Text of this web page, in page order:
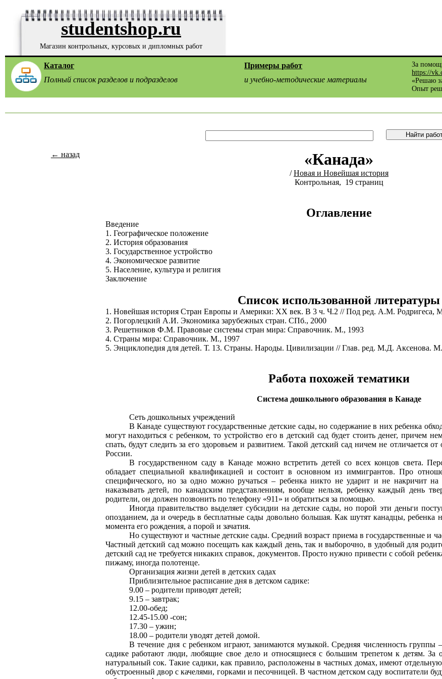
studentshop.ru
Магазин контрольных, курсовых и дипломных работ
Каталог
Полный список разделов и подразделов
Примеры работ
и учебно-методические материалы
За
https://
«Решаю
Опыт
← назад «Канада»
/Новая и Новейшая история
Контрольная, 19 страниц
Оглавление
Введение
1. Географическое положение
2. История образования
3. Государственное устройство
4. Экономическое развитие
5. Население, культура и религия
Заключение
Список использованной литературы
1. Новейшая история Стран Европы и Америки: ХХ век. В 3 ч. Ч.2 // Под ред. А.М. Родригеса,
2. Погорлецкий А.И. Экономика зарубежных стран. СПб., 2000
3. Решетников Ф.М. Правовые системы стран мира: Справочник. М., 1993
4. Страны мира: Справочник. М., 1997
5. Энциклопедия для детей. Т. 13. Страны. Народы. Цивилизации // Глав. ред. М.Д. Аксенова.
Работа похожей тематики
Система дошкольного образования в Канаде
Сеть дошкольных учреждений
В Канаде существуют государственные детские сады, но содержание в них ребенка
могут находиться с ребенком, то устройство его в детский сад будет стоить денег, причем
спать, будут следить за его здоровьем и развитием. Такой детский сад ничем не отличается
России.
В государственном саду в Канаде можно встретить детей со всех концов света.
обладает специальной квалификацией и состоит в основном из иммигрантов. Про
специфического, но за одно можно ручаться – ребенка никто не ударит и не накричит
наказывать детей, по канадским представлениям, вообще нельзя, ребенку каждый день
родители, он должен позвонить по телефону «911» и обратиться за помощью.
Иногда правительство выделяет субсидии на детские сады, но порой эти деньги
опозданием, да и очередь в бесплатные сады довольно большая. Как шутят канадцы, ребенка
момента его рождения, а порой и зачатия.
Но существуют и частные детские сады. Средний возраст приема в государственные и
Частный детский сад можно посещать как каждый день, так и выборочно, в удобный для
детский сад не требуется никаких справок, документов. Просто нужно привести с собой
пижаму, иногда полотенце.
Организация жизни детей в детских садах
Приблизительное расписание дня в детском садике:
9.00 – родители приводят детей;
9.15 – завтрак;
12.00-обед;
12.45-15.00 -сон;
17.30 – ужин;
18.00 – родители уводят детей домой.
В течение дня с ребенком играют, занимаются музыкой. Средняя численность
садике работают люди, любящие свое дело и относящиеся с большим трепетом к детям. За
натуральный сок. Такие садики, как правило, расположены в частных домах, имеют
обустроенный двор с качелями, горками и песочницей. В частном детском саду воспитатели